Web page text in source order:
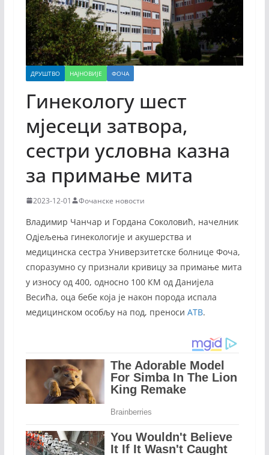
ДРУШТВО НАЈНОВИЈЕ ФОЧА
Гинекологу шест
мјесеци затвора,
сестри условна казна
за примање мита
2023-12-01 Фочанске новости
Владимир Чанчар и Гордана Соколовић, начелник
Одјељења гинекологије и акушерства и
медицинска сестра Универзитетске болнице Фоча,
споразумно су признали кривицу за примање мита
у износу од 400, односно 100 КМ од Данијела
Весића, оца бебе која је након порода испала
медицинском особљу на под, преноси АТВ.